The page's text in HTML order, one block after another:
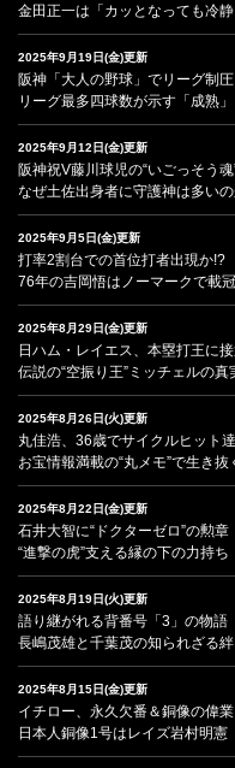
金田正一は「カッとなっても冷静
2025年9月19日(金)更新
阪神「大人の野球」でリーグ制圧
リーグ最多四球数が示す「成熟」
2025年9月12日(金)更新
阪神祝V藤川球児の“いごっそう魂
なぜ土佐出身者に守護神は多い
2025年9月5日(金)更新
打率2割台での首位打者出現か!?
76年の吉岡悟はノーマークで載冠
2025年8月29日(金)更新
日ハム・レイエス、本塁打王に
伝説の“空振り王”ミッチェルの真
2025年8月26日(火)更新
丸佳浩、36歳でサイクルヒット
お宝情報満載の“丸メモ”で生き抜
2025年8月22日(金)更新
石井大智に“ドクターゼロ”の勲章
“進撃の虎”支える縁の下の力持ち
2025年8月19日(火)更新
語り継がれる背番号「3」の物語
長嶋茂雄と千葉茂の知られざる絆
2025年8月15日(金)更新
イチロー、永久欠番＆銅像の偉業
日本人銅像1号はレイズ岩村明憲